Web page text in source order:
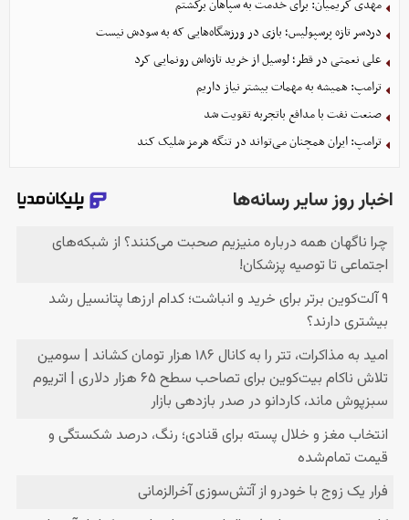
مهدی کریمیان: برای خدمت به سپاهان برگشتم
دردسر تازه پرسپولیس؛ بازی در ورزشگاه‌هایی که به سودش نیست
علی نعمتی در قطر؛ لوسیل از خرید تازه‌اش رونمایی کرد
ترامپ: همیشه به مهمات بیشتر نیاز داریم
صنعت نفت با مدافع باتجربه تقویت شد
ترامپ: ایران همچنان می‌تواند در تنگه هرمز شلیک کند